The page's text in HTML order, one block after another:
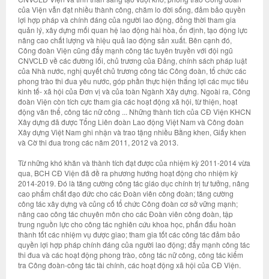
của Viện vẫn đạt nhiều thành công, chăm lo đời sống, đảm bảo quyền
lợi hợp pháp và chính đáng của người lao động, đồng thời tham gia
quản lý, xây dựng mối quan hệ lao động hài hòa, ổn định, tạo động lực
nâng cao chất lượng và hiệu quả lao động sản xuất. Bên cạnh đó,
Công đoàn Viện cũng đẩy mạnh công tác tuyên truyền với đội ngũ
CNVCLĐ về các đường lối, chủ trương của Đảng, chính sách pháp luật
của Nhà nước, nghị quyết chủ trương công tác Công đoàn, tổ chức các
phong trào thi đua yêu nước, góp phần thực hiện thắng lợi các mục tiêu
kinh tế- xã hội của Đơn vị và của toàn Ngành Xây dựng. Ngoài ra, Công
đoàn Viện còn tích cực tham gia các hoạt động xã hội, từ thiện, hoạt
động văn thể, công tác nữ công ... Những thành tích của CĐ Viện KHCN
Xây dựng đã được Tổng Liên đoàn Lao động Việt Nam và Công đoàn
Xây dựng Việt Nam ghi nhận và trao tặng nhiều Bằng khen, Giấy khen
và Cờ thi đua trong các năm 2011, 2012 và 2013.
Từ những khó khăn và thành tích đạt được của nhiệm kỳ 2011-2014 vừa
qua, BCH CĐ Viện đã đề ra phương hướng hoạt động cho nhiệm kỳ
2014-2019. Đó là tăng cường công tác giáo dục chính trị tư tưởng, nâng
cao phẩm chất đạo đức cho các Đoàn viên công đoàn; tăng cường
công tác xây dựng và củng cố tổ chức Công đoàn cơ sở vững mạnh;
nâng cao công tác chuyên môn cho các Đoàn viên công đoàn, tập
trung nguồn lực cho công tác nghiên cứu khoa học, phấn đấu hoàn
thành tốt các nhiệm vụ được giao; tham gia tốt các công tác đảm bảo
quyền lợi hợp pháp chính đáng của người lao động; đẩy mạnh công tác
thi đua và các hoạt động phong trào, công tác nữ công, công tác kiểm
tra Công đoàn-công tác tài chính, các hoạt động xã hội của CĐ Viện.